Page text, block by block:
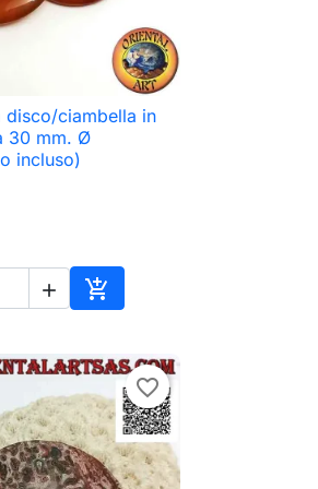
Anteprima
disco/ciambella in
30 mm. Ø
incluso)
 
Aggiungi al carrello
favorite_border